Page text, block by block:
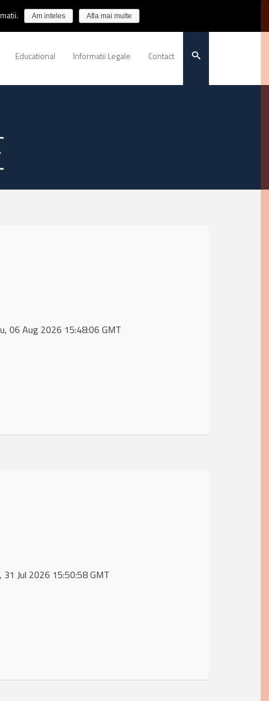
Educational Informatii Legale Contact
06 Aug 2026 15:48:06 GMT
31 Jul 2026 15:50:58 GMT
Am inteles Afla mai multe